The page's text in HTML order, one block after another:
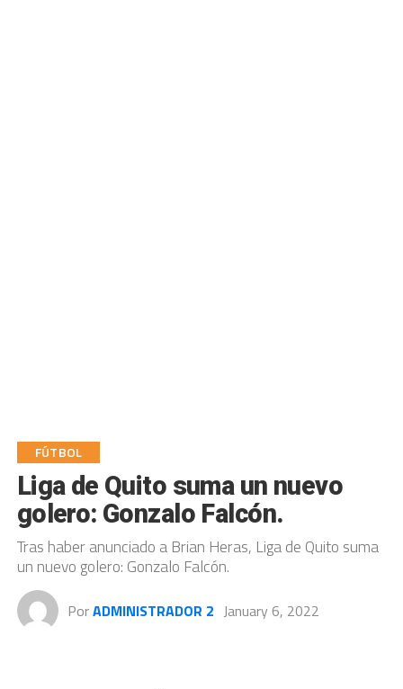
FÚTBOL
Liga de Quito suma un nuevo
golero: Gonzalo Falcón.
Tras haber anunciado a Brian Heras, Liga de Quito suma
un nuevo golero: Gonzalo Falcón.
PorADMINISTRADOR 2 January 6, 2022